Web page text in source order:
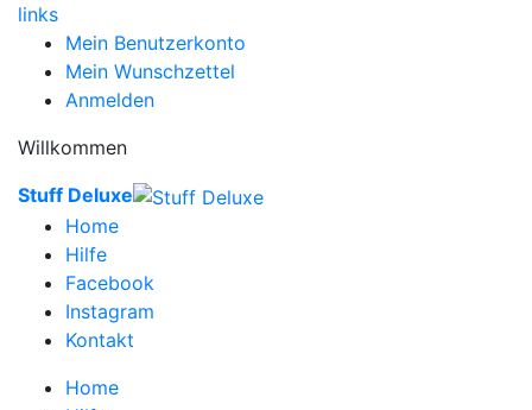
links
Mein Benutzerkonto
Mein Wunschzettel
Anmelden
Willkommen
Stuff Deluxe
Home
Hilfe
Facebook
Instagram
Kontakt
Home